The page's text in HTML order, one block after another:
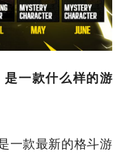
是一款什么样的游
一款最新的格斗游